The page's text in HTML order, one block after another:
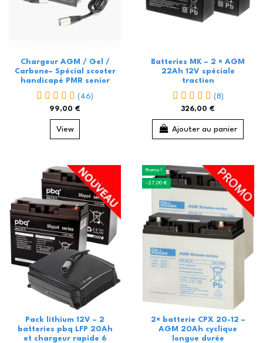
Chargeur AGM / Gel /
Carbone– Spécial scooter
handicapé PMR senior
(46)
99,00 €
View
Batteries MK – 2 × AGM
22Ah 12V spéciale
traction
(8)
326,00 €
Ajouter au panier
Pack lithium 12V – 2
batteries pbq LFP 20Ah
et chargeur rapide 6
Promo !
-27,00 €
2× batterie CPX 20-12 –
AGM 20Ah cyclique
longue durée